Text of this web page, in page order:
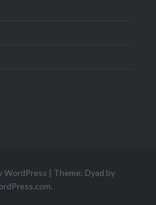
WordPress | Theme: Dyad by
.